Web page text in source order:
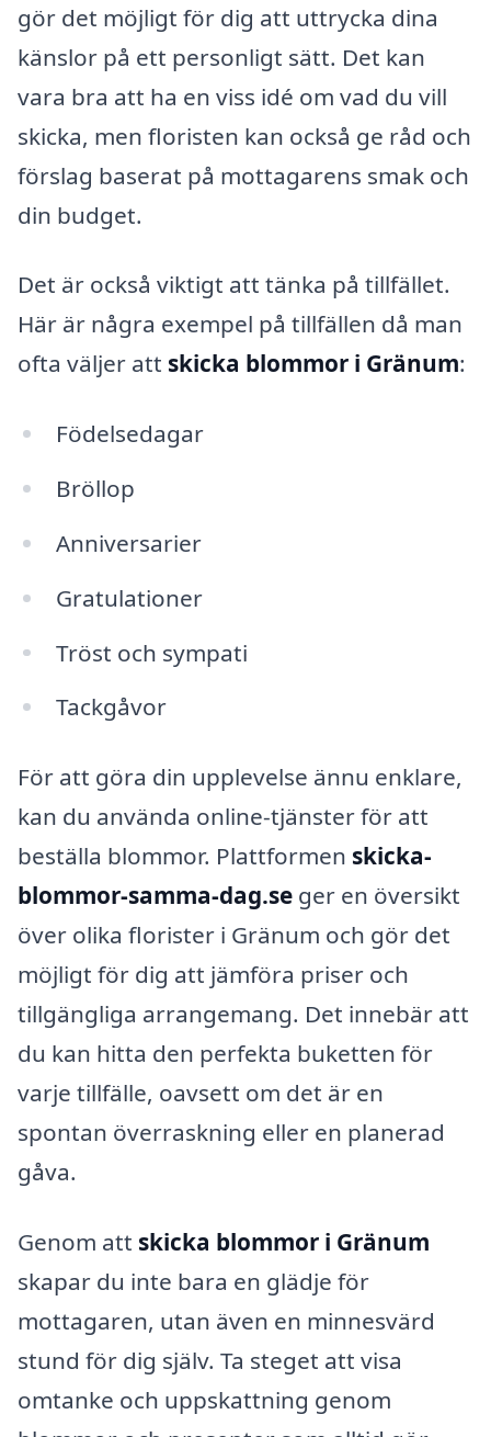
gör det möjligt för dig att uttrycka dina
känslor på ett personligt sätt. Det kan
vara bra att ha en viss idé om vad du vill
skicka, men floristen kan också ge råd och
förslag baserat på mottagarens smak och
din budget.
Det är också viktigt att tänka på tillfället.
Här är några exempel på tillfällen då man
ofta väljer att skicka blommor i Gränum:
Födelsedagar
Bröllop
Anniversarier
Gratulationer
Tröst och sympati
Tackgåvor
För att göra din upplevelse ännu enklare,
kan du använda online-tjänster för att
beställa blommor. Plattformen skicka-
blommor-samma-dag.se ger en översikt
över olika florister i Gränum och gör det
möjligt för dig att jämföra priser och
tillgängliga arrangemang. Det innebär att
du kan hitta den perfekta buketten för
varje tillfälle, oavsett om det är en
spontan överraskning eller en planerad
gåva.
Genom att skicka blommor i Gränum
skapar du inte bara en glädje för
mottagaren, utan även en minnesvärd
stund för dig själv. Ta steget att visa
omtanke och uppskattning genom